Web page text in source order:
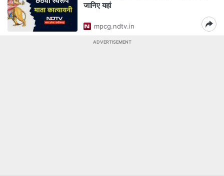
जानिए यहां
mpcg.ndtv.in
ADVERTISEMENT